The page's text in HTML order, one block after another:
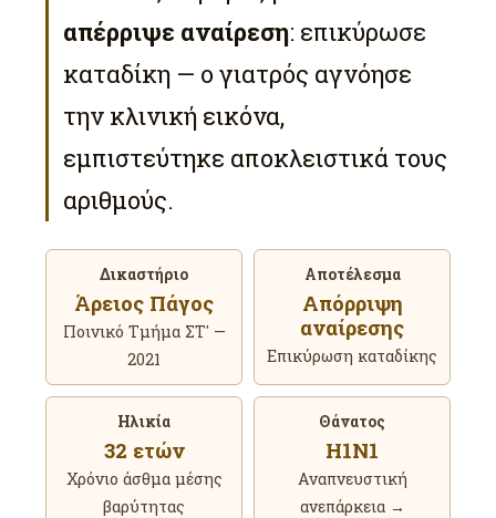
απέρριψε αναίρεση: επικύρωσε
καταδίκη — ο γιατρός αγνόησε
την κλινική εικόνα,
εμπιστεύτηκε αποκλειστικά τους
αριθμούς.
Δικαστήριο
Άρειος Πάγος
Ποινικό Τμήμα ΣΤ′ —
2021
Αποτέλεσμα
Απόρριψη
αναίρεσης
Επικύρωση καταδίκης
Ηλικία
32 ετών
Χρόνιο άσθμα μέσης
βαρύτητας
Θάνατος
H1N1
Αναπνευστική
ανεπάρκεια →